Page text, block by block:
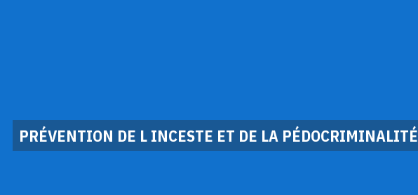
PRÉVENTION DE L INCESTE ET DE LA PÉDOCRIMINALITÉ